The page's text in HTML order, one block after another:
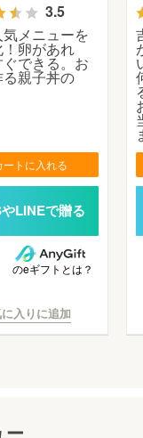
3.5
気メニューを
卵があれ
できる。お
親子丼の
ートに入れる
のeギフトとは？
入りに追加
ー